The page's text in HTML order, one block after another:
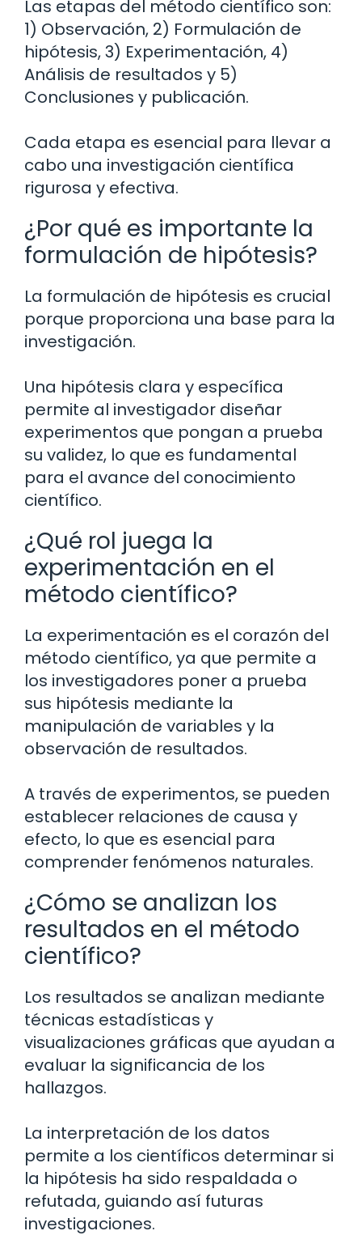
Las etapas del método científico son:
1) Observación, 2) Formulación de
hipótesis, 3) Experimentación, 4)
Análisis de resultados y 5)
Conclusiones y publicación.
Cada etapa es esencial para llevar a
cabo una investigación científica
rigurosa y efectiva.
¿Por qué es importante la
formulación de hipótesis?
La formulación de hipótesis es crucial
porque proporciona una base para la
investigación.
Una hipótesis clara y específica
permite al investigador diseñar
experimentos que pongan a prueba
su validez, lo que es fundamental
para el avance del conocimiento
científico.
¿Qué rol juega la
experimentación en el
método científico?
La experimentación es el corazón del
método científico, ya que permite a
los investigadores poner a prueba
sus hipótesis mediante la
manipulación de variables y la
observación de resultados.
A través de experimentos, se pueden
establecer relaciones de causa y
efecto, lo que es esencial para
comprender fenómenos naturales.
¿Cómo se analizan los
resultados en el método
científico?
Los resultados se analizan mediante
técnicas estadísticas y
visualizaciones gráficas que ayudan a
evaluar la significancia de los
hallazgos.
La interpretación de los datos
permite a los científicos determinar si
la hipótesis ha sido respaldada o
refutada, guiando así futuras
investigaciones.